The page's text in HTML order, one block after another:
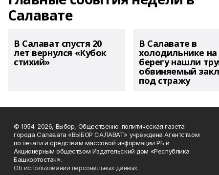
Салавате
В Салават спустя 20
лет вернулся «Кубок
стихий»
В Салавате в
холодильнике на
берегу нашли
обвиняемый
под стражу
© 1954-2026, Выбор, Общественно-политическая газета
города Салавата «ВЫБОР САЛАВАТ» учреждена Агентством
по печати и средствам массовой информации РБ и
Акционерным обществом Издательский дом «Республика
Башкортостан».
Об использовании персональных данных